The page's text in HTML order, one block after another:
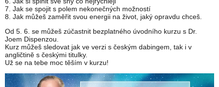
7. Jak se spojit s polem nekonečných možností
8. Jak můžeš zaměřit svou energii na život, jaký opravdu chceš.
Od 5. 6. se můžeš zúčastnit bezplatného úvodního kurzu s Dr.
Joem Dispenzou.
Kurz můžeš sledovat jak ve verzi s českým dabingem, tak i v
angličtině s českými titulky.
Už se na tebe moc těším v kurzu!